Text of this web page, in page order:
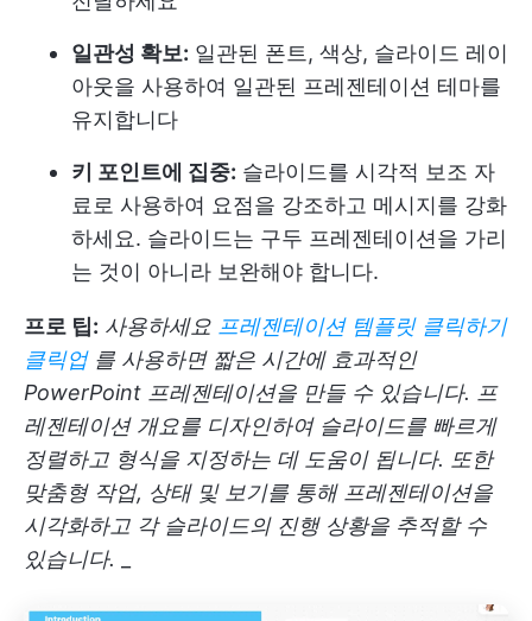
일관성 확보: 일관된 폰트, 색상, 슬라이드 레이
아웃을 사용하여 일관된 프레젠테이션 테마를
유지합니다
키 포인트에 집중: 슬라이드를 시각적 보조 자
료로 사용하여 요점을 강조하고 메시지를 강화
하세요. 슬라이드는 구두 프레젠테이션을 가리
는 것이 아니라 보완해야 합니다.
프로 팁: 사용하세요 프레젠테이션 템플릿 클릭하기
클릭업를 사용하면 짧은 시간에 효과적인
PowerPoint 프레젠테이션을 만들 수 있습니다. 프
레젠테이션 개요를 디자인하여 슬라이드를 빠르게
정렬하고 형식을 지정하는 데 도움이 됩니다. 또한
맞춤형 작업, 상태 및 보기를 통해 프레젠테이션을
시각화하고 각 슬라이드의 진행 상황을 추적할 수
있습니다.